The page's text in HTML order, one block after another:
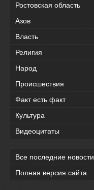
Ростовская область
Азов
Власть
Религия
Народ
Происшествия
Факт есть факт
Культура
Видеоцитаты
Все последние новости
Полная версия сайта